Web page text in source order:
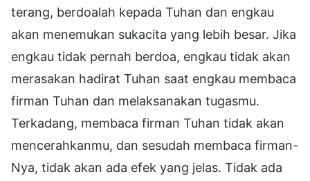
terang, berdoalah kepada Tuhan dan engkau
akan menemukan sukacita yang lebih besar. Jika
engkau tidak pernah berdoa, engkau tidak akan
merasakan hadirat Tuhan saat engkau membaca
firman Tuhan dan melaksanakan tugasmu.
Terkadang, membaca firman Tuhan tidak akan
mencerahkanmu, dan sesudah membaca firman-
Nya, tidak akan ada efek yang jelas. Tidak ada